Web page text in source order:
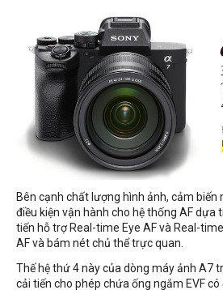
Bên cạnh chất lượng hình ảnh, cảm biến
điều kiện vận hành cho hệ thống AF dựa
tiến hỗ trợ Real-time Eye AF và Real-
AF và bám nét chủ thể trực quan.
Thế hệ thứ 4 này của dòng máy ảnh A7
cải tiến cho phép chứa ống ngắm EVF